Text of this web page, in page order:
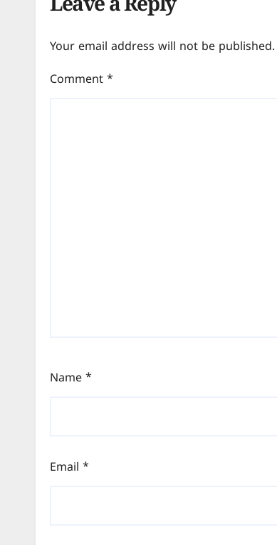
Leave a Reply
Your email address will not be published.
Comment *
Name *
Email *